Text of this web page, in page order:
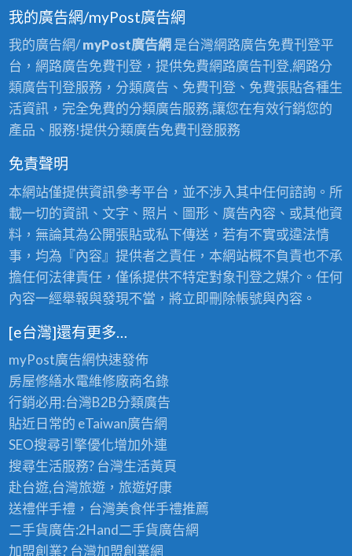
我的廣告網/myPost廣告網
我的廣告網/myPost廣告網 是台灣網路廣告免費刊登平
台，網路廣告免費刊登，提供免費網路廣告刊登,網路分
類廣告刊登服務，分類廣告、免費刊登、免費張貼各種生
活資訊，完全免費的分類廣告服務,讓您在有效行銷您的
產品、服務!提供分類廣告免費刊登服務
免責聲明
本網站僅提供資訊參考平台，並不涉入其中任何諮詢。所
載一切的資訊、文字、照片、圖形、廣告內容、或其他資
料，無論其為公開張貼或私下傳送，若有不實或違法情
事，均為『內容』提供者之責任，本網站概不負責也不承
擔任何法律責任，僅係提供不特定對象刊登之媒介。任何
內容一經舉報與發現不當，將立即刪除帳號與內容。
[e台灣]還有更多…
myPost廣告網快速發佈
房屋修繕水電維修廠商名錄
行銷必用:台灣B2B分類廣告
貼近日常的 eTaiwan廣告網
SEO搜尋引擎優化增加外連
搜尋生活服務? 台灣生活黃頁
赴台遊,台灣旅遊，旅遊好康
送禮伴手禮，台灣美食伴手禮推薦
二手貨廣告:2Hand二手貨廣告網
加盟創業? 台灣加盟創業網